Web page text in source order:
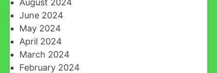
August 2024
June 2024
May 2024
April 2024
March 2024
February 2024